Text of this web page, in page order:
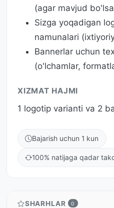
(agar mavjud
Sizga yoqadigan
namunalari
Bannerlar uchun
(o'lchamlar,
XIZMAT HAJMI
1 logotip varianti va 2
Bajarish uchun 1 kun
100% natijaga qadar
SHARHLAR 0